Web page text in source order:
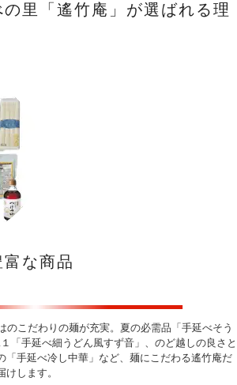
里「遙竹庵」が選 ばれる理
な商品
のこだわりの麺が充実。夏の必需品「手延べそう
「手延べ細うどん風すず音」、のど越しの良さと
「手延べ冷し中華」など、麺にこだわる遙竹庵だ
します。